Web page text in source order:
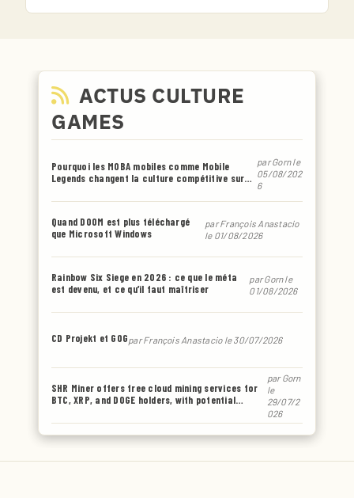
ACTUS CULTURE
GAMES
Pourquoi les MOBA mobiles comme Mobile
Legends changent la culture compétitive sur
parGornle
05/08/202
6
Quand DOOM est plus téléchargé
que Microsoft Windows
parFrançois Anastacio
le 01/08/2026
Rainbow Six Siege en 2026 : ce que le méta
est devenu, et ce qu’il faut maîtriser
parGornle
01/08/2026
CD Projekt et GOGparFrançois Anastaciole 30/07/2026
SHR Miner offers free cloud mining services for
BTC, XRP, and DOGE holders, with potential
parGorn
le
29/07/2
026